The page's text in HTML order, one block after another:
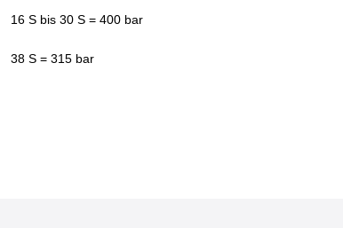
16 S bis 30 S = 400 bar
38 S = 315 bar